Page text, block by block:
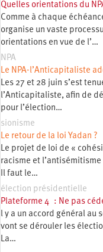
Quelles orientations du
Comme à chaque
organise un vaste
orientations en vue de l’…
NPA
Le NPA-l’Anticapitaliste
Les 27 et 28 juin s’est
l’Anticapitaliste, afin de
pour l’élection…
sionisme
Le retour de la loi Yadan ?
Le projet de loi de «
racisme et
Il faut le…
élection présidentielle
Plateforme 4 : Ne pas
l y a un accord général au
vont se dérouler les
La…